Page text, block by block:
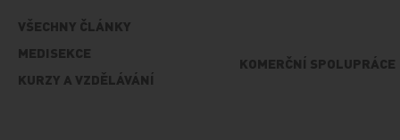
VŠECHNY ČLÁNKY
MEDISEKCE
KURZY A VZDĚLÁVÁNÍ
KOMERČNÍ SPOLUPRÁCE